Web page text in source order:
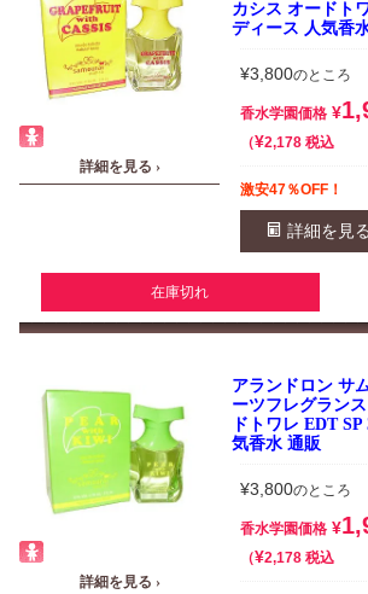
詳細を見る ›
カシス オードト
ディース 人気香
¥3,800のところ
香水学園価格 ¥
¥2,178 税込
激安47％OFF！
詳細を見る
在庫切れ
詳細を見る ›
アランドロン サ
ーツフレグラン
ドトワレ EDT
気香水 通販
¥3,800のところ
香水学園価格 ¥
¥2,178 税込